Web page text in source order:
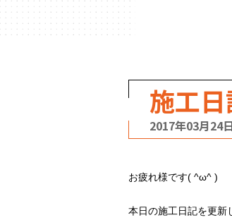
施工
2017年03月24
お疲れ様です( ^ω^ )
本日の施工日記を更新